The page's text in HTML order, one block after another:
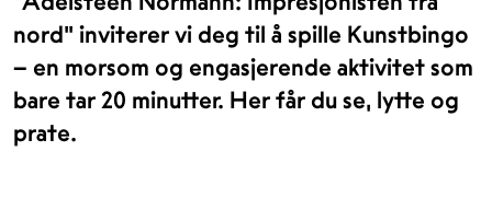
nord" inviterer vi deg til å spille Kunstbingo
– en morsom og engasjerende aktivitet som
bare tar 20 minutter. Her får du se, lytte og
prate.